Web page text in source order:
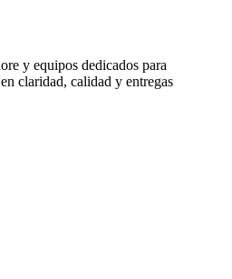
y equipos dedicados para
claridad, calidad y entregas